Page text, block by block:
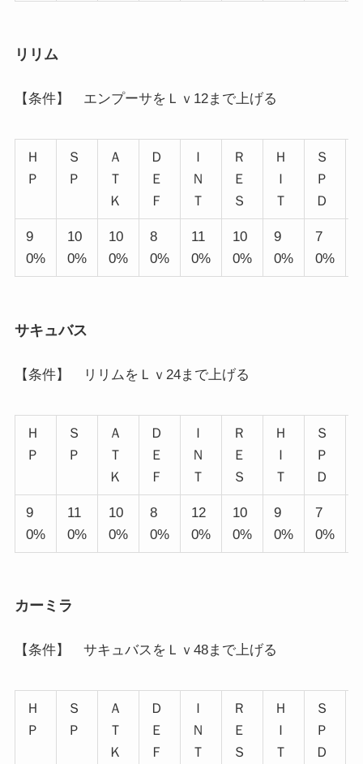
リリム
【条件】 エンプーサをＬｖ12まで上げる
Ｈ
Ｐ
Ｓ
Ｐ
Ａ
Ｔ
Ｋ
Ｄ
Ｅ
Ｆ
Ｉ
Ｎ
Ｔ
Ｒ
Ｅ
Ｓ
Ｈ
Ｉ
Ｔ
Ｓ
Ｐ
Ｄ
9
0%
10
0%
10
0%
8
0%
11
0%
10
0%
9
0%
7
0%
サキュバス
【条件】 リリムをＬｖ24まで上げる
Ｈ
Ｐ
Ｓ
Ｐ
Ａ
Ｔ
Ｋ
Ｄ
Ｅ
Ｆ
Ｉ
Ｎ
Ｔ
Ｒ
Ｅ
Ｓ
Ｈ
Ｉ
Ｔ
Ｓ
Ｐ
Ｄ
9
0%
11
0%
10
0%
8
0%
12
0%
10
0%
9
0%
7
0%
カーミラ
【条件】 サキュバスをＬｖ48まで上げる
Ｈ
Ｐ
Ｓ
Ｐ
Ａ
Ｔ
Ｋ
Ｄ
Ｅ
Ｆ
Ｉ
Ｎ
Ｔ
Ｒ
Ｅ
Ｓ
Ｈ
Ｉ
Ｔ
Ｓ
Ｐ
Ｄ